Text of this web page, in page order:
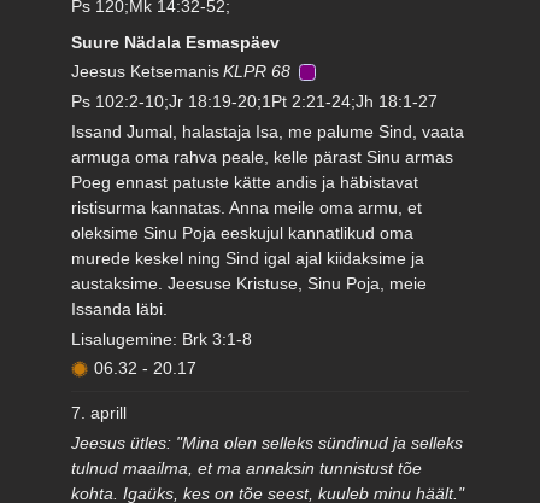
Ps 120;Mk 14:32-52;
Suure Nädala Esmaspäev
Jeesus KetsemanisKLPR 68
Ps 102:2-10;Jr 18:19-20;1Pt 2:21-24;Jh 18:1-27
Issand Jumal, halastaja Isa, me palume Sind, vaata
armuga oma rahva peale, kelle pärast Sinu armas
Poeg ennast patuste kätte andis ja häbistavat
ristisurma kannatas. Anna meile oma armu, et
oleksime Sinu Poja eeskujul kannatlikud oma
murede keskel ning Sind igal ajal kiidaksime ja
austaksime. Jeesuse Kristuse, Sinu Poja, meie
Issanda läbi.
Lisalugemine: Brk 3:1-8
06.32 - 20.17
7. aprill
Jeesus ütles: "Mina olen selleks sündinud ja selleks
tulnud maailma, et ma annaksin tunnistust tõe
kohta. Igaüks, kes on tõe seest, kuuleb minu häält."